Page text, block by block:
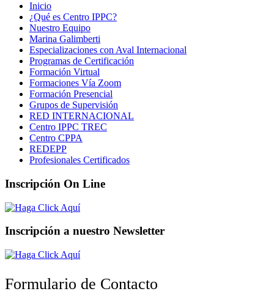
Inicio
¿Qué es Centro IPPC?
Nuestro Equipo
Marina Galimberti
Especializaciones con Aval Internacional
Programas de Certificación
Formación Virtual
Formaciones Vía Zoom
Formación Presencial
Grupos de Supervisión
RED INTERNACIONAL
Centro IPPC TREC
Centro CPPA
REDEPP
Profesionales Certificados
Inscripción On Line
Inscripción a nuestro Newsletter
Formulario de Contacto